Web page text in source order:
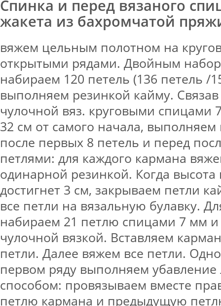
Спинка и перед вязаного
жакета из бахромчатой
вяжем цельным полотном на
открытыми рядами. Двойным
набираем 120 петель (136 петель /
выполняем резинкой кайму.
чулочной вяз. круговыми спицами
32 см от самого начала,
после первых 8 петель и перед
петлями: для каждого кармана
одинарной резинкой. Когда
достигнет 3 см, закрываем петли
все петли на вязальную булавку.
набираем 21 петлю спицами 7 мм
чулочной вязкой. Вставляем
петли. Далее вяжем все петли.
первом ряду выполняем
способом: провязываем вместе
петлю кармана и предыдущую